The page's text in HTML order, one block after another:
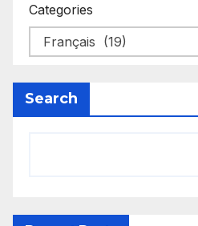
Categories
Search